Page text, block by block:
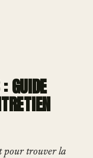
GUIDE
pour trouver la